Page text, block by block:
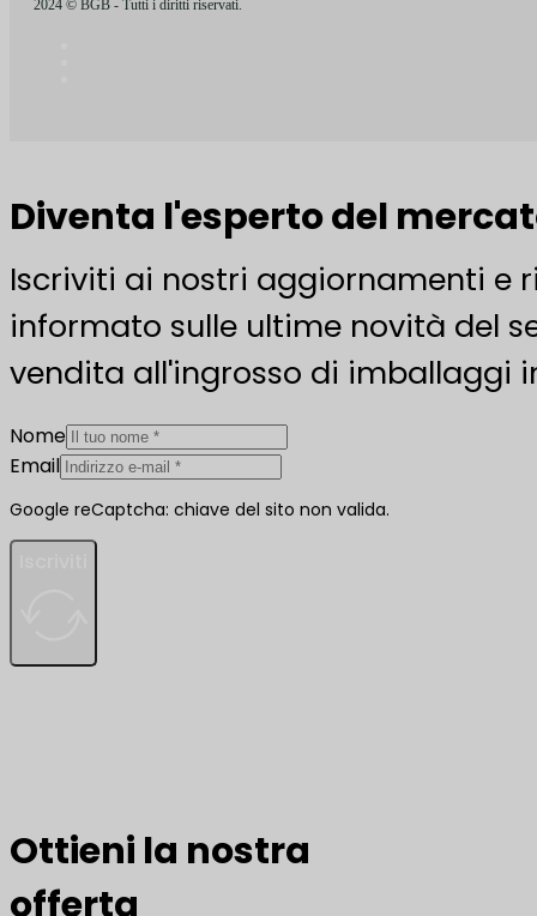
2024 © BGB - Tutti i diritti riservati.
Diventa l'esperto del
Iscriviti ai nostri aggiornamenti e
informato sulle ultime novità del
vendita all'ingrosso di imballaggi
Nome
Email
Google reCaptcha: chiave del sito non valida.
Ottieni la nostra
offerta